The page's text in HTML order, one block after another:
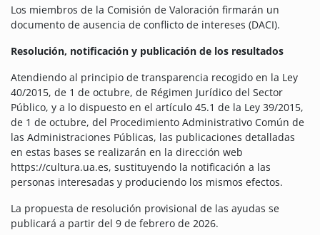
Los miembros de la Comisión de Valoración firmarán un
documento de ausencia de conflicto de intereses (DACI).
Resolución, notificación y publicación de los resultados
Atendiendo al principio de transparencia recogido en la Ley
40/2015, de 1 de octubre, de Régimen Jurídico del Sector
Público, y a lo dispuesto en el artículo 45.1 de la Ley 39/2015,
de 1 de octubre, del Procedimiento Administrativo Común de
las Administraciones Públicas, las publicaciones detalladas
en estas bases se realizarán en la dirección web
https://cultura.ua.es, sustituyendo la notificación a las
personas interesadas y produciendo los mismos efectos.
La propuesta de resolución provisional de las ayudas se
publicará a partir del 9 de febrero de 2026.